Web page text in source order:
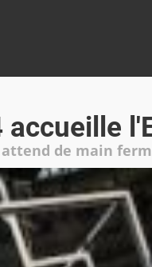
accueille
attend de main